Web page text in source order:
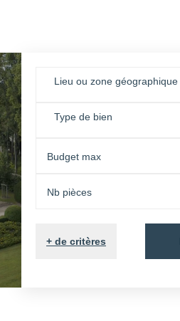
Lieu ou zone géographique
Type de bien
+ de critères